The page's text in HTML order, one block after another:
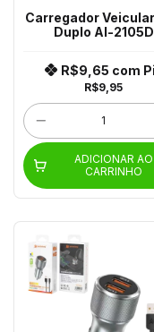
Carregador
Duplo Al-2105D
R$9,95
R$9,65 com
ADICIONAR AO
CARRINHO